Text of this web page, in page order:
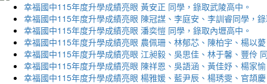
幸福國中115年度升學成績亮眼 黃安正 同學，錄取武陵高中。
幸福國中115年度升學成績亮眼 陳冠謀、李庭安、李訓睿同學，
幸福國中115年度升學成績亮眼 潘奕愷 同學，錄取內壢高中。
幸福國中115年度升學成績亮眼 農佩珊、林郁芯、陳柏宇、楊以
幸福國中115年度升學成績亮眼 江昶毅、吳思佳、林于馨、豐伶
幸福國中115年度升學成績亮眼 陳祥恩、吳語涵、黃佳妤、楊家
幸福國中115年度升學成績亮眼 楊雅媛、藍尹辰、楊琇雯、官頡